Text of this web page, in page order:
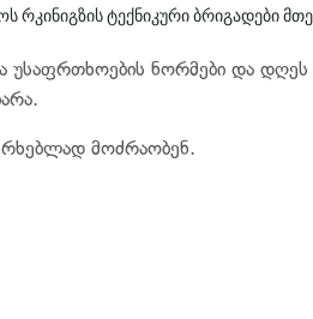
რკინიგზის ტექნიკური ბრიგადები
უსაფრთხოების ნორმები და დღეს
მოძრაობენ.